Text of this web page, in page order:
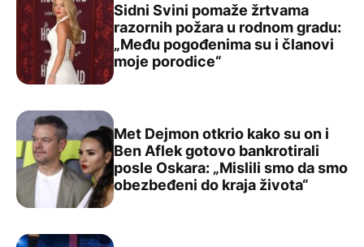
Sidni Svini pomaže žrtvama razornih požara u rodnom
Sidni Svini pomaže žrtvama
razornih požara u rodnom gradu:
„Među pogođenima su i članovi
moje porodice“
Met Dejmon otkrio kako su on i Ben Aflek gotovo
Met Dejmon otkrio kako su on i
Ben Aflek gotovo bankrotirali
posle Oskara: „Mislili smo da smo
obezbeđeni do kraja života“